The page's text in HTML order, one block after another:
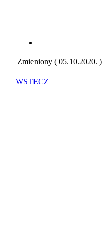
Zmieniony ( 05.10.2020. )
WSTECZ